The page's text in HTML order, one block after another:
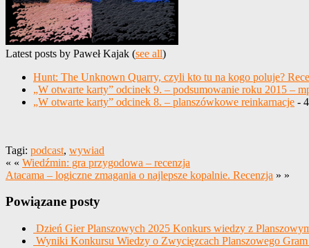
Latest posts by Paweł Kajak (see all)
Hunt: The Unknown Quarry, czyli kto tu na kogo poluje?
„W otwarte karty” odcinek 9. – podsumowanie roku 2015 –
„W otwarte karty” odcinek 8. – planszówkowe reinkarnacje -
Tagi: podcast, wywiad
« « Wiedźmin: gra przygodowa – recenzja
Atacama – logiczne zmagania o najlepsze kopalnie. Recenzja » »
Powiązane posty
Dzień Gier Planszowych 2025 Konkurs wiedzy z
Wyniki Konkursu Wiedzy o Zwycięzcach Planszowego